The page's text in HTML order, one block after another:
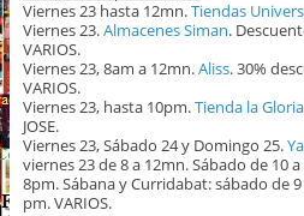
Viernes 23 hasta 12mn.Tiendas
Viernes 23.Almacenes Siman.
VARIOS.
Viernes 23, 8am a 12mn.Aliss. 30%
VARIOS.
Viernes 23, hasta 10pm.Tienda la Gloria
JOSE.
Viernes 23, Sábado 24 y Domingo 25.
viernes 23 de 8 a 12mn. Sábado de 10
8pm. Sábana y Curridabat: sábado de
pm. VARIOS.